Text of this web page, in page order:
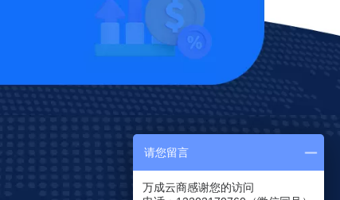
请您留言
万成云商感谢您的访问